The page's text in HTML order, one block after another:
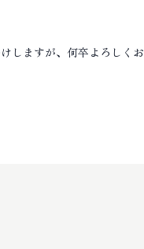
しますが、何卒よろしくお